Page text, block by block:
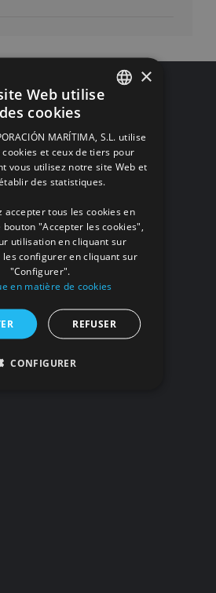
ENGLISH
FRENCH
×
Web utilise
des cookies
MARÍTIMA, S.L. utilise
et ceux de tiers pour
vous utilisez notre site Web et
des statistiques.
accepter tous les cookies en
"Accepter les cookies",
utilisation en cliquant sur
les configurer en cliquant sur
"Configurer".
en matière de cookies
REFUSER
CONFIGURER